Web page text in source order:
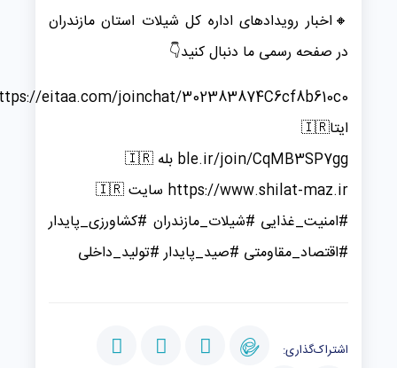
🔸️️اخبار رویدادهای اداره کل شیلات استان مازندران
در صفحه رسمی ما دنبال کنید👇
https://eitaa.com/joinchat/302383874C6cf8b610c0
ایتا🇮🇷
ble.ir/join/CqMB3SP7gg بله 🇮🇷
https://www.shilat-maz.ir سایت 🇮🇷
#امنیت_غذایی #شیلات_مازندران #کشاورزی_پایدار
#اقتصاد_مقاومتی #صید_پایدار #تولید_داخلی
اشتراک‌گذاری: